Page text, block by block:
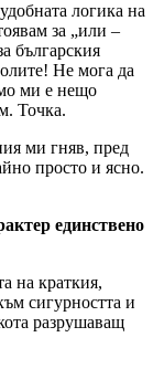
логика на
за „или –
българския
Не мога да
ми е нещо
Точка.
ми гняв, пред
просто и ясно.
единствено
на краткия,
сигурността и
разрушаващ